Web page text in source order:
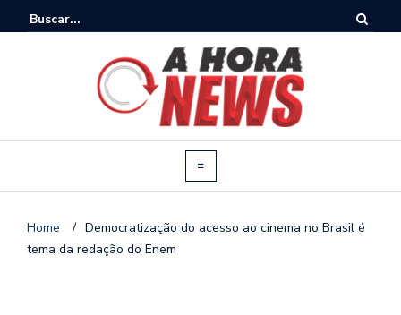
Home / Democratização do acesso ao cinema no Brasil é
tema da redação do Enem